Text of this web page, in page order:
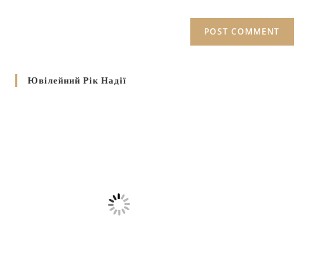
Ювілейний Рік Надії